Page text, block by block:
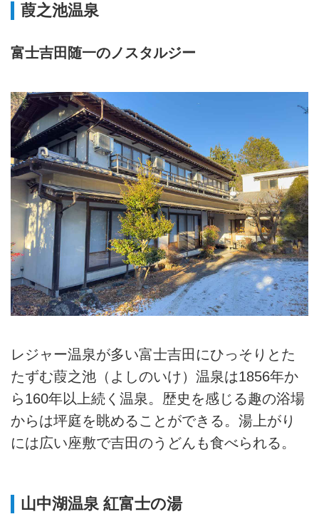
葭之池温泉
富士吉田随一のノスタルジー
レジャー温泉が多い富士吉田にひっそりとた
たずむ葭之池（よしのいけ）温泉は1856年か
ら160年以上続く温泉。歴史を感じる趣の浴場
からは坪庭を眺めることができる。湯上がり
には広い座敷で吉田のうどんも食べられる。
山中湖温泉 紅富士の湯